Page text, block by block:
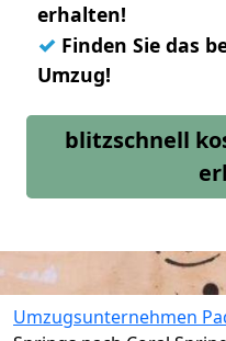
erhalten!
✓ Finden Sie das
Umzug!
blitzschnell
Umzugsunternehmen